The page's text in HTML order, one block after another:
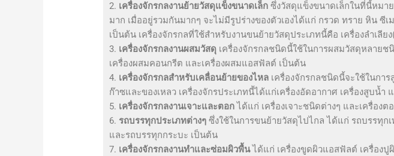
2. เครื่องจักรกลงานย้ายวัสดุแข็งขนาดเล็ก ซึ่งวัสดุแข็งขนาดเล็กในที่นี้หมา
มาก เมื่ออยู่รวมกันมากๆ จะไม่มีรูปร่างของตัวเองได้แก่ กรวด ทราย หิน ซี
เป็นต้น เครื่องจักรกลที่ใช้สำหรับงานขนย้ายวัสดุประเภทนี้คือ เครื่องลำเลีย
3. เครื่องจักรกลงานผสมวัสดุ เครื่องจักรกลชนิดนี้ใช้ในการผสมวัสดุหลายช
เครื่องผสมคอนกรีต และเครื่องผสมแอสฟัลต์ เป็นต้น
4. เครื่องจักรกลสำหรับเคลื่อนย้ายของไหล เครื่องจักรกลชนิดนี้จะใช้ในกา
ก๊าซและของเหลว เครื่องจักรประเภทนี้ได้แก่เครื่องอัดอากาศ เครื่องสูบน้
5. เครื่องจักรกลงานเจาะและตอกได้แก่ เครื่องเจาะชนิดต่างๆ และเครื่องต
6. รถบรรทุกประเภทต่างๆ ซึ่งใช้ในการขนย้ายวัสดุไปไกล ได้แก่ รถบรรทุก
และรถบรรทุกกระบะ เป็นต้น
7. เครื่องจักรกลงานทำและซ่อมผิวพื้นได้แก่ เครื่องขูดผิวแอสฟัลต์ เครื่องปู